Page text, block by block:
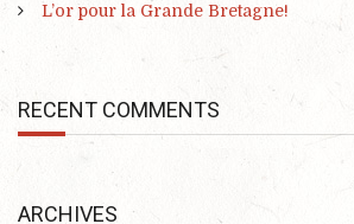
L’or pour la Grande Bretagne!
RECENT COMMENTS
ARCHIVES